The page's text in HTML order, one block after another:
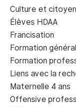
Culture et
Élèves HDAA
Francisation
Formation
Formation
Liens avec la
Maternelle 4 ans
Offensive